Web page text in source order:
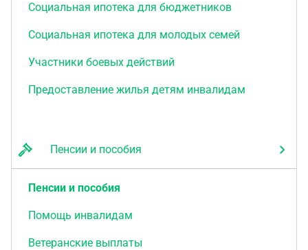
Социальная ипотека для бюджетников
Социальная ипотека для молодых семей
Участники боевых действий
Предоставление жилья детям инвалидам
Пенсии и пособия
Пенсии и пособия
Помощь инвалидам
Ветеранские выплаты